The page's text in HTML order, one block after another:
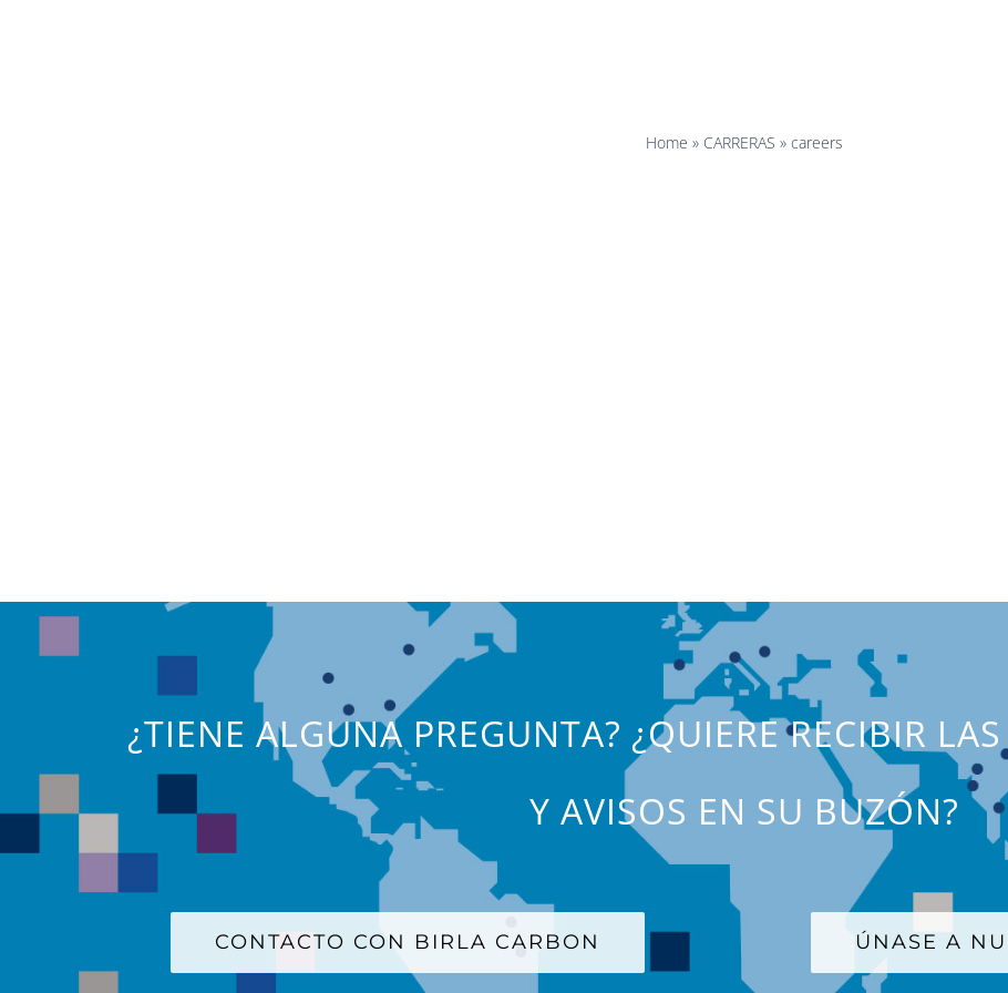
Home » CARRERAS » careers
¿TIENE ALGUNA PREGUNTA? ¿QUIERE RECIBIR
Y AVISOS EN SU BUZÓN?
CONTACTO CON BIRLA CARBON ÚNASE A